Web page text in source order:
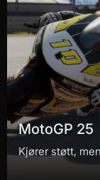
MotoGP 25
Kjører støtt,